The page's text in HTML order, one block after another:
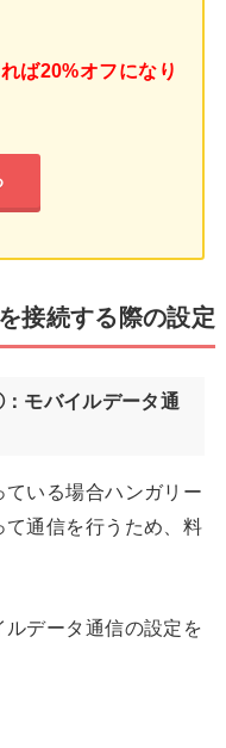
ば20%オフになり
接続する際の設定
モバイルデータ通
いる場合ハンガリー
通信を行うため、料
データ通信の設定を